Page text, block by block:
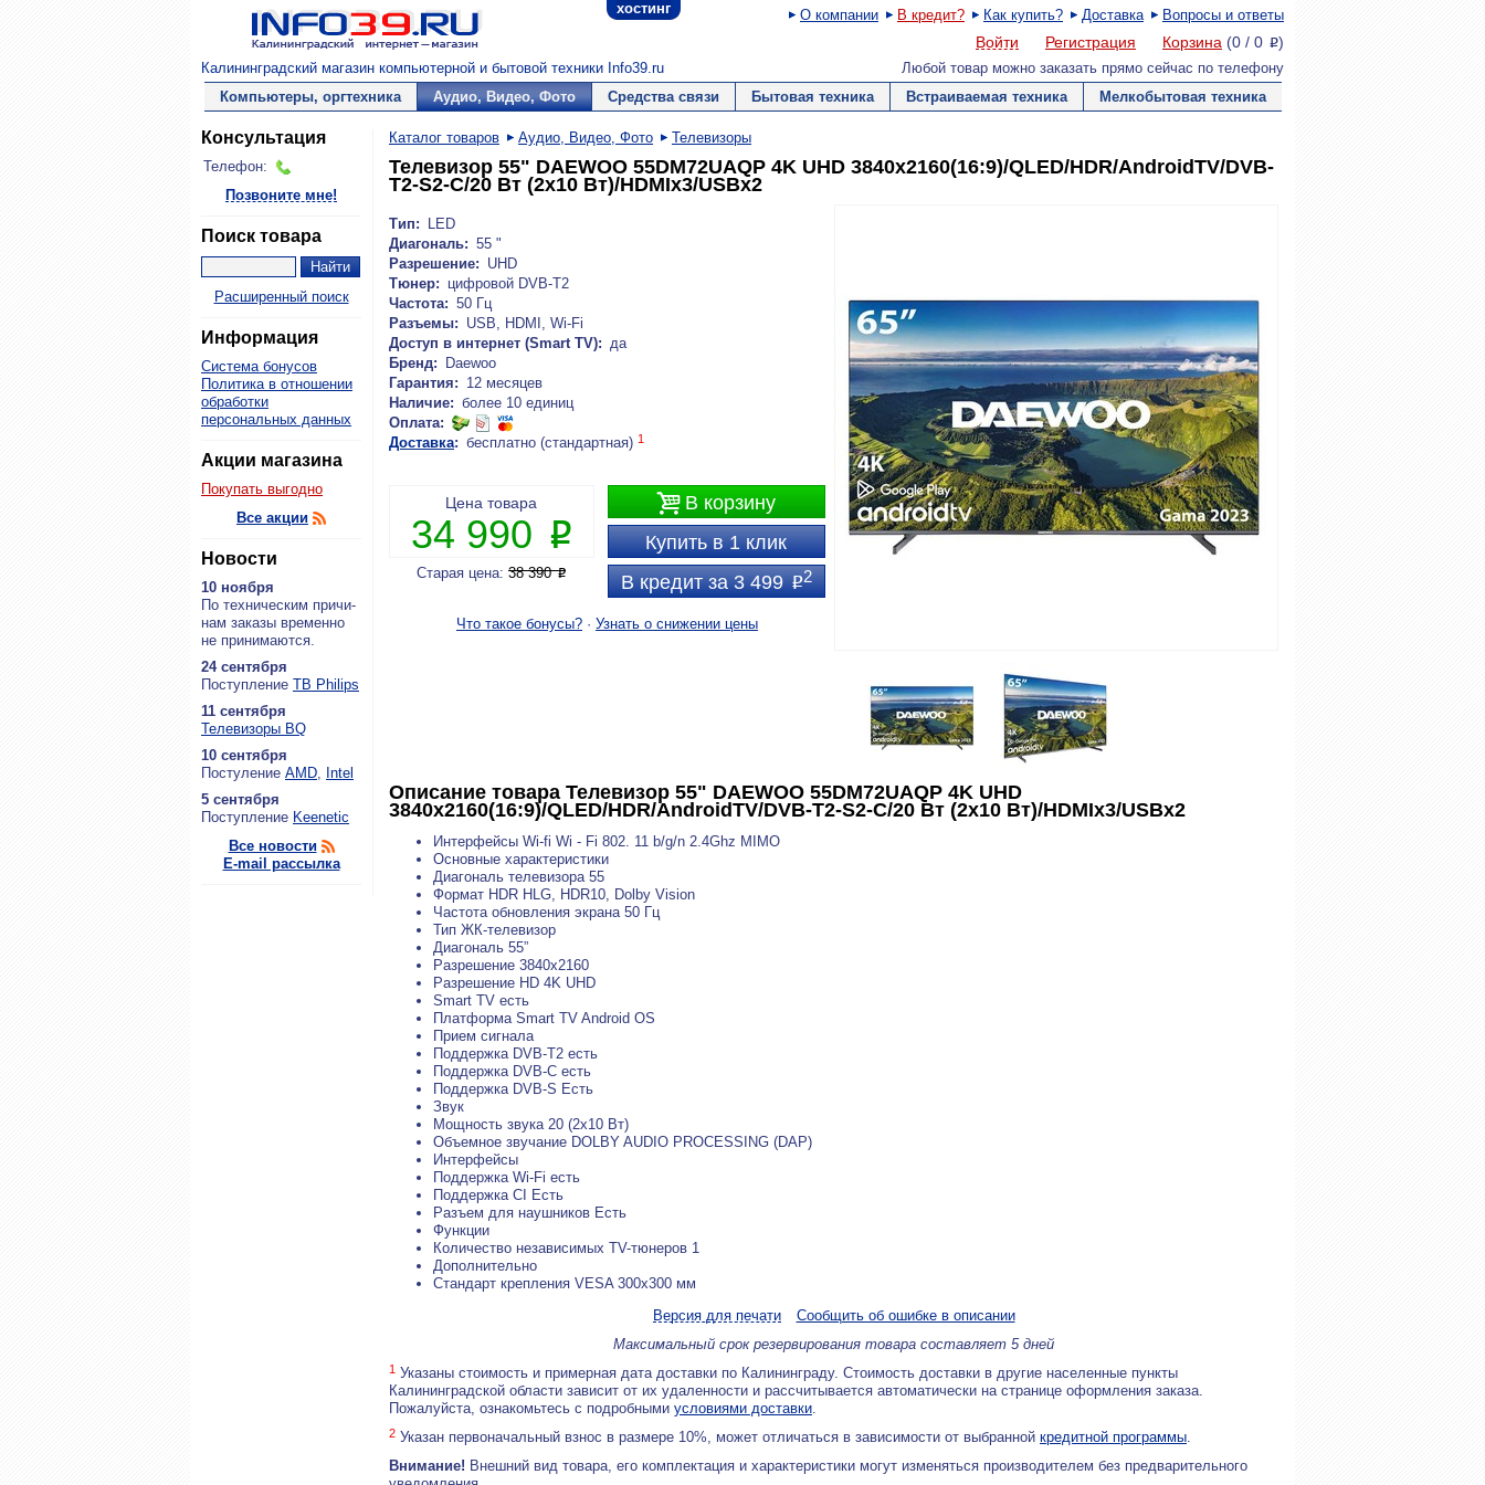
хостинг О компании В кредит? Как купить? Доставка Вопросы и ответы
Войти Регистрация Корзина (0 / 0 P)
Калининградский магазин компьютерной и бытовой техники Info39.ru
Любой товар можно заказать прямо сейчас по телефону
Компьютеры, оргтехника
Аудио, Видео, Фото Средства связи Бытовая техника Встраиваемая техника Мелкобытовая техника
Консультация
Телефон:
Позвоните мне!
Поиск товара
Расширенный поиск
Информация
Система бонусов
Политика в отношении
обработки
персональных данных
Акции магазина
Покупать выгодно
Все акции
Новости
10 ноября
По тех­ни­че­ским при­чи­
нам за­ка­зы вре­мен­но
не при­ни­ма­ют­ся.
24 сентября
По­ступ­ле­ние ТВ Philips
11 сентября
Теле­ви­зо­ры BQ
10 сентября
По­сту­ле­ние AMD, Intel
5 сентября
По­ступ­ле­ние Keenetic
Все новости
E-mail рассылка
Каталог товаров Аудио, Видео, Фото Телевизоры
Телевизор 55" DAEWOO 55DM72UAQP 4K UHD 3840x2160(16:9)/QLED/HDR/AndroidTV/DVB-
T2-S2-C/20 Вт (2x10 Вт)/HDMIх3/USBх2
Тип:
LED
Диагональ: 55 "
Разрешение: UHD
Тюнер: цифровой DVB-T2
Частота: 50 Гц
Разъемы: USB, HDMI, Wi-Fi
Доступ в интернет (Smart TV): да
Бренд:
Daewoo
Гарантия: 12 месяцев
Наличие: более 10 единиц
Оплата:
Доставка: бесплатно (стандартная) 1
В корзину
Купить в 1 клик
В кредит за 3 499P2
Цена товара
34 990 P
Старая цена:38 390P
Что такое бонусы? · Узнать о снижении цены
Описание товара Телевизор 55" DAEWOO 55DM72UAQP 4K UHD
3840x2160(16:9)/QLED/HDR/AndroidTV/DVB-T2-S2-C/20 Вт (2x10 Вт)/HDMIх3/USBх2
Интерфейсы Wi-fi Wi - Fi 802. 11 b/g/n 2.4Ghz MIMO
Основные характеристики
Диагональ телевизора 55
Формат HDR HLG, HDR10, Dolby Vision
Частота обновления экрана 50 Гц
Тип ЖК-телевизор
Диагональ 55”
Разрешение 3840x2160
Разрешение HD 4K UHD
Smart TV есть
Платформа Smart TV Android OS
Прием сигнала
Поддержка DVB-T2 есть
Поддержка DVB-C есть
Поддержка DVB-S Есть
Звук
Мощность звука 20 (2х10 Вт)
Объемное звучание DOLBY AUDIO PROCESSING (DAP)
Интерфейсы
Поддержка Wi-Fi есть
Поддержка CI Есть
Разъем для наушников Есть
Функции
Количество независимых TV-тюнеров 1
Дополнительно
Стандарт крепления VESA 300х300 мм
Версия для печати
Сообщить об ошибке в описании
Максимальный срок резервирования товара составляет 5 дней
1 Указаны стоимость и примерная дата доставки по Калининграду. Стоимость доставки в другие населенные пункты
Калининградской области зависит от их удаленности и рассчитывается автоматически на странице оформления заказа.
Пожалуйста, ознакомьтесь с подробными условиями доставки.
2 Указан первоначальный взнос в размере 10%, может отличаться в зависимости от выбранной кредитной программы.
Внимание! Внешний вид товара, его комплектация и характеристики могут изменяться производителем без предварительного